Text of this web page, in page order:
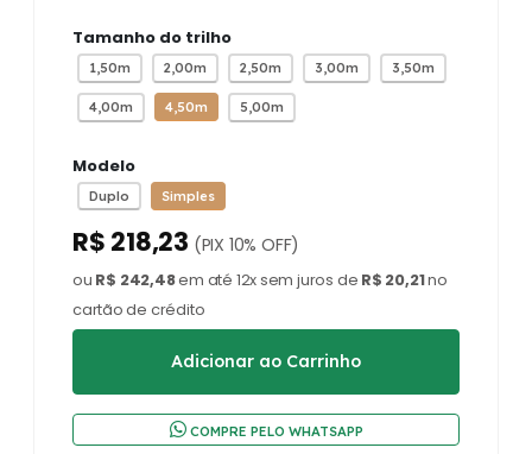
Tamanho do trilho
1,50m 2,00m 2,50m 3,00m 3,50m
4,00m 4,50m 5,00m
Modelo
Duplo Simples
R$ 218,23 (PIX 10% OFF)
ou R$ 242,48em até 12x sem juros de R$ 20,21no
cartão de crédito
COMPRE PELO WHATSAPP